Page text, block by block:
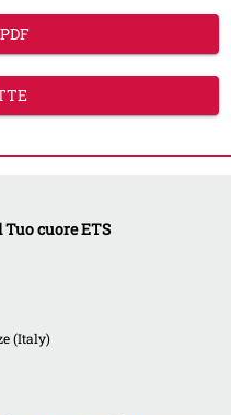
Tuo cuore ETS
(Italy)